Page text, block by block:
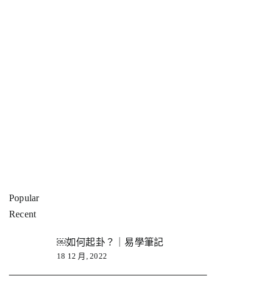
Popular
Recent
￼如何起卦？｜易學筆記
18 12 月, 2022